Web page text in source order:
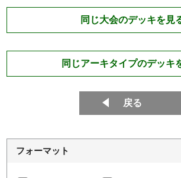
同じ大会のデッキを見
同じアーキタイプのデッキ
戻る
フォーマット